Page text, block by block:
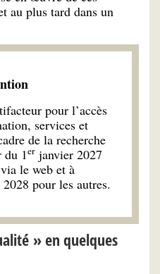
au plus tard dans un
pour l’accès
services et
de la recherche
du 1er janvier 2027
le web et à
pour les autres.
» en quelques